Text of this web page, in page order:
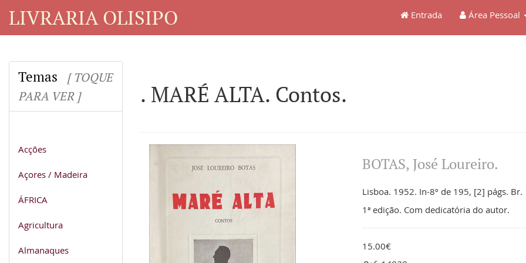
LIVRARIA OLISIPO Entrada Área Pessoal
Temas
[ TOQUE
PARA VER ]
Acções
Açores / Madeira
ÁFRICA
Agricultura
Almanaques
. MARÉ ALTA. Contos.
BOTAS, José Loureiro.
Lisboa. 1952. In-8º de 195, [2] págs. Br.
1ª edição. Com dedicatória do autor.
15.00€